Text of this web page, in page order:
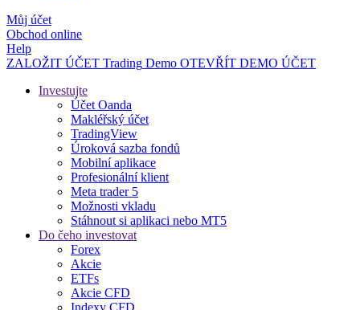
Můj účet
Obchod online
Help
ZALOŽIT ÚČET Trading Demo OTEVŘÍT DEMO ÚČET
Investujte
Účet Oanda
Makléřský účet
TradingView
Úroková sazba fondů
Mobilní aplikace
Profesionální klient
Meta trader 5
Možnosti vkladu
Stáhnout si aplikaci nebo MT5
Do čeho investovat
Forex
Akcie
ETFs
Akcie CFD
Indexy CFD